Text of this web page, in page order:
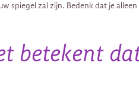
spiegel zal zijn. Bedenk dat je
betekent